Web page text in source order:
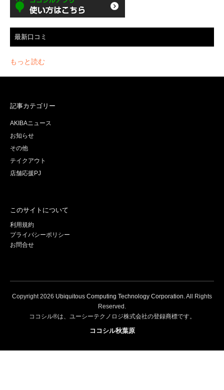
最新口コミ
もっと読む
記事カテゴリー
AKIBAニュース
お知らせ
その他
テイクアウト
店舗応援PJ
このサイトについて
利用規約
プライバシーポリシー
お問合せ
Copyright2026 Ubiquitous Computing Technology Corporation. All Rights
Reserved.
ココシル®は、ユーシーテクノロジ株式会社の登録商標です。
ココシル秋葉原